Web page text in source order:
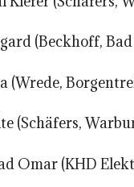
(Beckhoff,
(Wrede,
(Schäfers,
Omar (KHD